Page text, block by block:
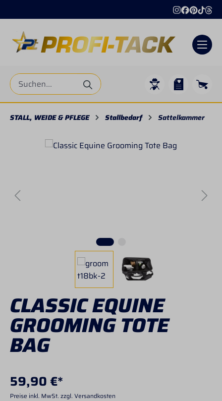
STALL, WEIDE & PFLEGE Stallbedarf Sattelkammer
Bildergalerie überspringen
CLASSIC EQUINE
GROOMING TOTE
BAG
59,90 €*
Preise inkl. MwSt. zzgl. Versandkosten